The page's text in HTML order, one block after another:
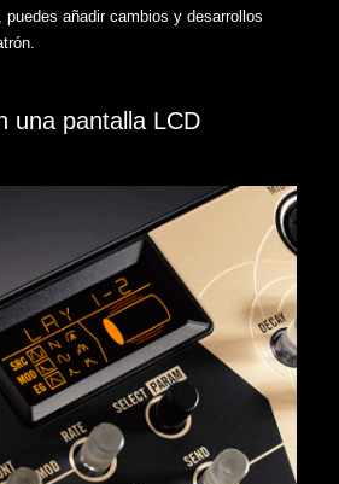
puedes añadir cambios y desarrollos
una pantalla LCD